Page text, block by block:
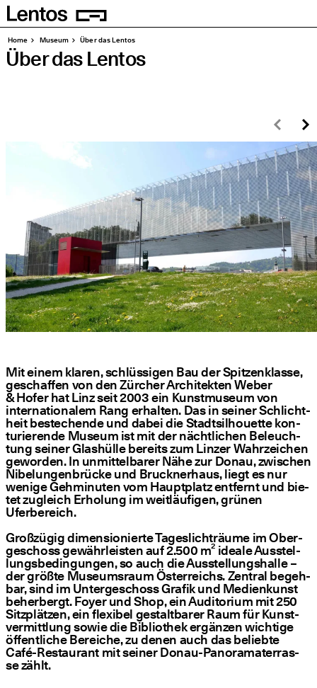
Homepage
Seiten
Home Muse­um Über das Lentos
Über das Lentos
Mit einem kla­ren, schlüs­si­gen Bau der Spit­zen­klas­se,
geschaf­fen von den Zür­cher Archi­tek­ten Weber
& Hofer hat Linz seit 2003 ein Kunst­mu­se­um von
inter­na­tio­na­lem Rang erhal­ten. Das in sei­ner Schlicht­
heit bestechen­de und dabei die Stadt­sil­hou­et­te kon­
tu­rie­ren­de Muse­um ist mit der nächt­li­chen Beleuch­
tung sei­ner Glas­hül­le bereits zum Lin­zer Wahr­zei­chen
gewor­den. In unmit­tel­ba­rer Nähe zur Donau, zwi­schen
Nibe­lun­gen­brü­cke und Bruck­ner­haus, liegt es nur
weni­ge Geh­mi­nu­ten vom Haupt­platz ent­fernt und bie­
tet zugleich Erho­lung im weit­läu­fi­gen, grü­nen
Uferbereich.
Groß­zü­gig dimen­sio­nier­te Tages­licht­räu­me im Ober­
ge­schoss gewähr­leis­ten auf 2.500 m² idea­le Aus­stel­
lungs­be­din­gun­gen, so auch die Aus­stel­lungs­hal­le –
der größ­te Muse­ums­raum Öster­reichs. Zen­tral begeh­
bar, sind im Unter­ge­schoss Gra­fik und Medi­en­kunst
beher­bergt. Foy­er und Shop, ein Audi­to­ri­um mit 250
Sitz­plät­zen, ein fle­xi­bel gestalt­ba­rer Raum für Kunst­
ver­mitt­lung sowie die Biblio­thek ergän­zen wich­ti­ge
öffent­li­che Berei­che, zu denen auch das belieb­te
Café-Restau­rant mit sei­ner Donau-Pan­ora­ma­ter­ras­
se zählt.